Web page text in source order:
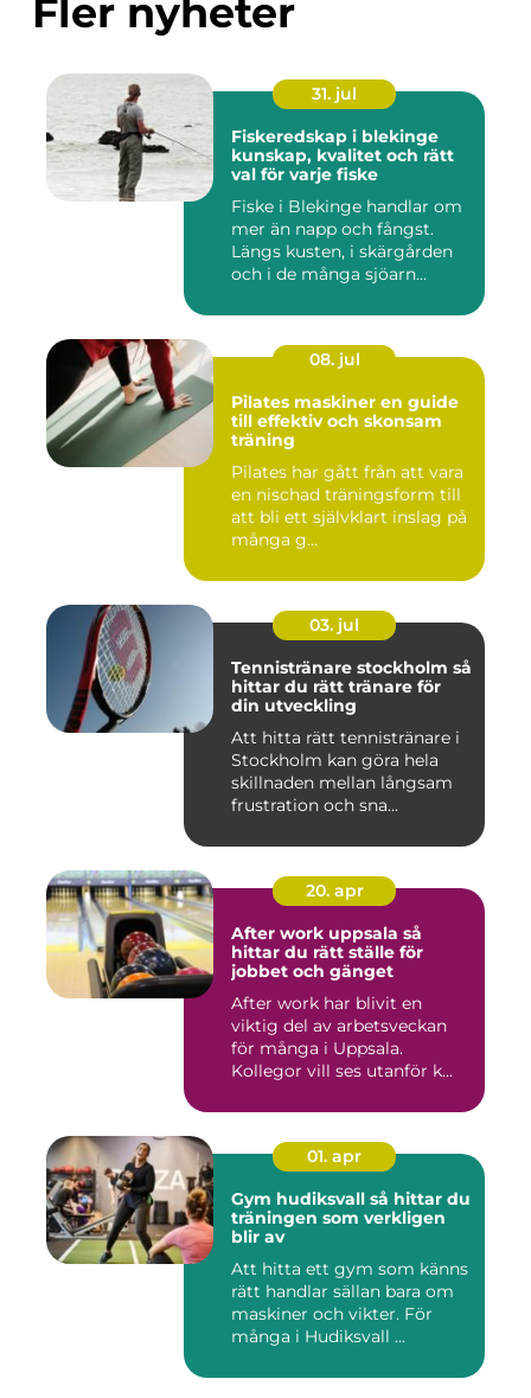
Fler nyheter
31. jul
Fiskeredskap i blekinge
kunskap, kvalitet och rätt
val för varje fiske
Fiske i Blekinge handlar om
mer än napp och fångst.
Längs kusten, i skärgården
och i de många sjöarn...
08. jul
Pilates maskiner en guide
till effektiv och skonsam
träning
Pilates har gått från att vara
en nischad träningsform till
att bli ett självklart inslag på
många g...
03. jul
Tennistränare stockholm så
hittar du rätt tränare för
din utveckling
Att hitta rätt tennistränare i
Stockholm kan göra hela
skillnaden mellan långsam
frustration och sna...
20. apr
After work uppsala så
hittar du rätt ställe för
jobbet och gänget
After work har blivit en
viktig del av arbetsveckan
för många i Uppsala.
Kollegor vill ses utanför k...
01. apr
Gym hudiksvall så hittar du
träningen som verkligen
blir av
Att hitta ett gym som känns
rätt handlar sällan bara om
maskiner och vikter. För
många i Hudiksvall ...